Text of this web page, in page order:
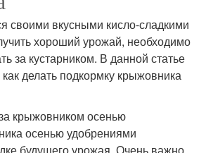
своими вкусными кисло-сладкими
хороший урожай, необходимо
за кустарником. В данной статье
делать подкормку крыжовника
крыжовником осенью
осенью удобрениями